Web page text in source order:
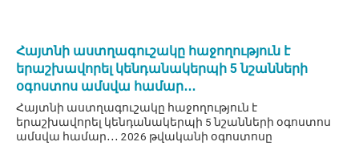
Հայտնի աստղագուշակը հաջողություն է
երաշխավորել կենդանակերպի 5 նշանների
օգոստոս ամսվա համար․․․
Հայտնի աստղագուշակը հաջողություն է
երաշխավորել կենդանակերպի 5 նշանների օգոստոս
ամսվա համար․․․ 2026 թվականի օգոստոսը